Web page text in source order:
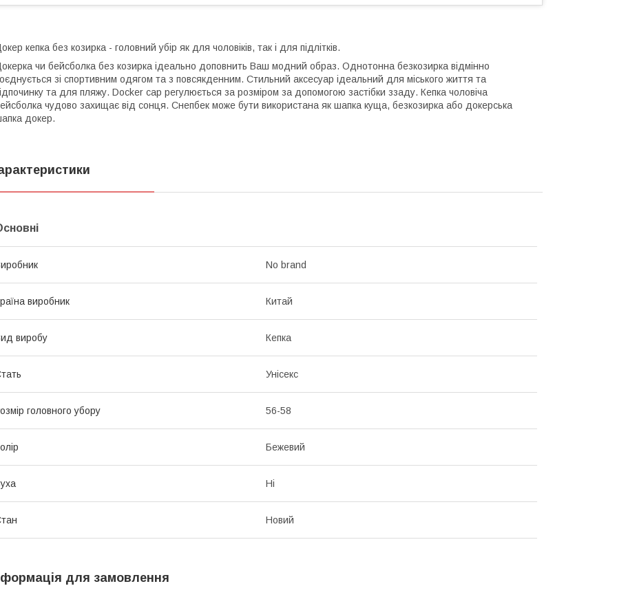
кепка без козирка - головний убір як для чоловіків, так і для підлітків.
чи бейсболка без козирка ідеально доповнить Ваш модний образ. Однотонна безкозирка відмінно
зі спортивним одягом та з повсякденним. Стильний аксесуар ідеальний для міського життя та
та для пляжу. Docker cap регулюється за розміром за допомогою застібки ззаду. Кепка чоловіча
чудово захищає від сонця. Снепбек може бути використана як шапка куща, безкозирка або докерська
докер.
No brand
виробник Китай
виробу Кепка
Унісекс
головного убору 56-58
Бежевий
Ні
Новий
для замовлення